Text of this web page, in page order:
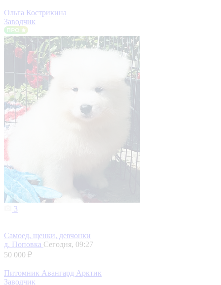
Ольга Кострикина
Заводчик
3
Самоед, щенки, девчонки
д. Поповка Сегодня, 09:27
50 000 ₽
Питомник Авангард Арктик
Заводчик